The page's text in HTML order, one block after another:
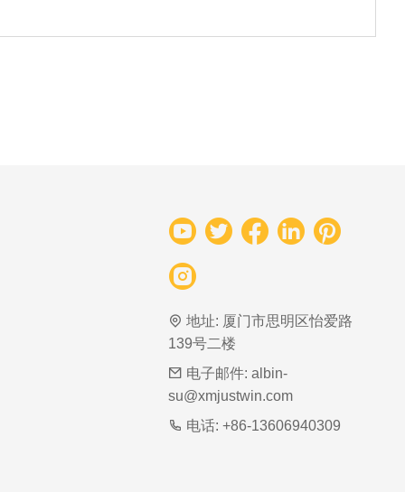
地址: 厦门市思明区怡爱路
139号二楼
电子邮件: albin-
su@xmjustwin.com
电话: +86-13606940309